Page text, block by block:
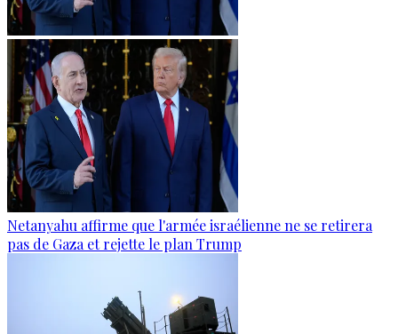
Netanyahu affirme que l'armée israélienne ne se retirera
pas de Gaza et rejette le plan Trump